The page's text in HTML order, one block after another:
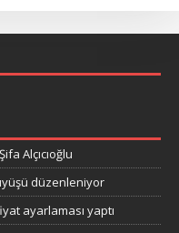
Alçıcıoğlu
düzenleniyor
ayarlaması yaptı